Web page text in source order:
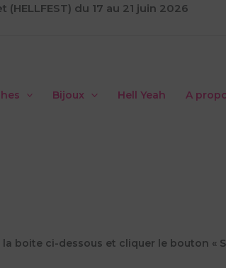
(HELLFEST) du 17 au 21 juin 2026
Bijoux Hell Yeah A
boite ci-dessous et cliquer le bouton «